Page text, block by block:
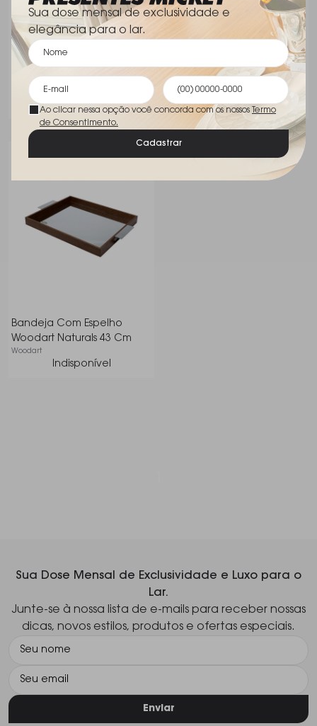
Sua dose mensal de exclusividade e
elegância para o lar.
Ao clicar nessa opção você concorda com os nossos Termo
de Consentimento.
Cadastrar
Bandeja de Madeira C/sisal
Trancado Natural 29 Cm
Woodart
R$ 75,00
Bandeja Com Espelho
Indisponível
Bandeja Com Espelho
Woodart Naturals 43 Cm
Woodart
Indisponível
Sua Dose Mensal de Exclusividade e Luxo para o
Lar.
Junte-se à nossa lista de e-mails para receber nossas
dicas, novos estilos, produtos e ofertas especiais.
Enviar